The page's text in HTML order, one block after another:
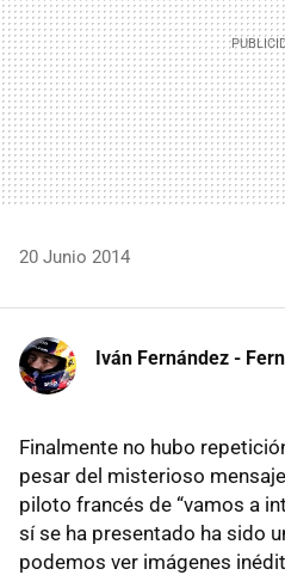
20 Junio 2014
Iván Fernández -
Finalmente no hubo
pesar del misterioso
piloto francés de “vamos a
sí se ha presentado ha sido
podemos ver imágenes